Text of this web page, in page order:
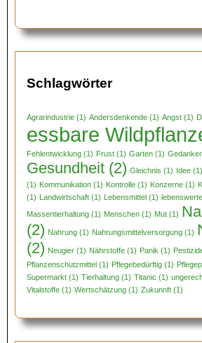
Schlagwörter
Agrarindustrie (1) Andersdenkende (1) Angst (1)
essbare
Fehlentwicklung (1) Frust (1) Garten (1)
Gesundheit (2) Gleichnis (1) Idee (1)
(1) Kommunikation (1) Kontrolle (1) Konzerne (1)
(1) Landwirtschaft (1) Lebensmittel (1)
Massentierhaltung (1) Menschen (1) Mut (1)
(2) Nahrung (1) Nahrungsmittelversorgung (1)
(2) Neugier (1) Nährstoffe (1) Panik (1)
Pflanzenschutzmittel (1) Pflegebedürftig (1)
Supermarkt (1) Tierhaltung (1) Titanic (1)
Vitalstoffe (1) Wertschätzung (1) Zukunnft (1)